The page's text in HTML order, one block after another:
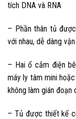
tích DNA và RNA
– Phần thân tủ
với nhau, dễ dàng
– Hai ổ cắm điện
máy ly tâm mini
không làm gián đoạn
– Tủ được thiết kế